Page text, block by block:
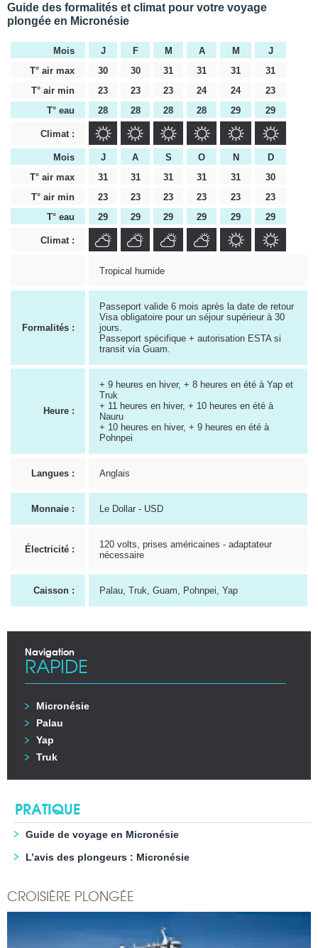
Guide des formalités et climat pour votre voyage
plongée en Micronésie
Mois J F M A M
J
T° air max
30 30 31 31 31
31
T° air min
23 23 23 24 24
23
T° eau
28 28 28 28 29 29
Climat :
Mois J A S O N
D
T° air max
31 31 31 31 31
30
T° air min
23 23 23 23 23
23
T° eau
29 29 29 29 29 29
Climat :
Tropical humide
Formalités :
Passeport valide 6 mois après la date de retour
Visa obligatoire pour un séjour supérieur à 30
jours.
Passeport spécifique + autorisation ESTA si
transit via Guam.
Heure :
+ 9 heures en hiver, + 8 heures en été à Yap et
Truk
+ 11 heures en hiver, + 10 heures en été à
Nauru
+ 10 heures en hiver, + 9 heures en été à
Pohnpei
Langues : Anglais
Monnaie : Le Dollar - USD
Électricité :
120 volts, prises américaines - adaptateur
nécessaire
Caisson : Palau, Truk, Guam, Pohnpei, Yap
Navigation
RAPIDE
Micronésie
Palau
Yap
Truk
PRATIQUE
Guide de voyage en Micronésie
L’avis des plongeurs : Micronésie
CROISIÈRE PLONGÉE